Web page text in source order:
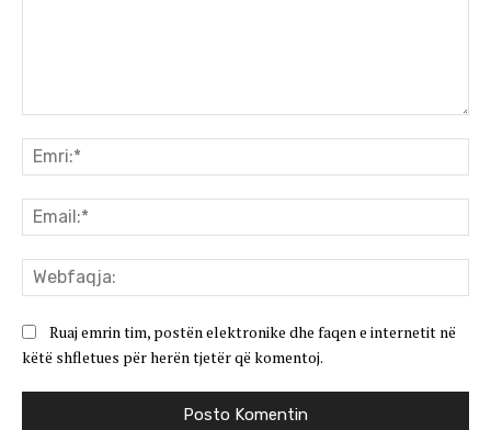
Ruaj emrin tim, postën elektronike dhe faqen e internetit në
këtë shfletues për herën tjetër që komentoj.